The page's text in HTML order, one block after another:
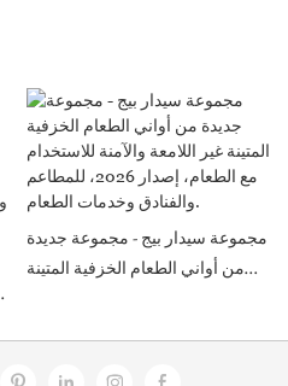
مجموعة سيدار بيج - مجموعة جديدة
من أواني الطعام الخزفية المتينة